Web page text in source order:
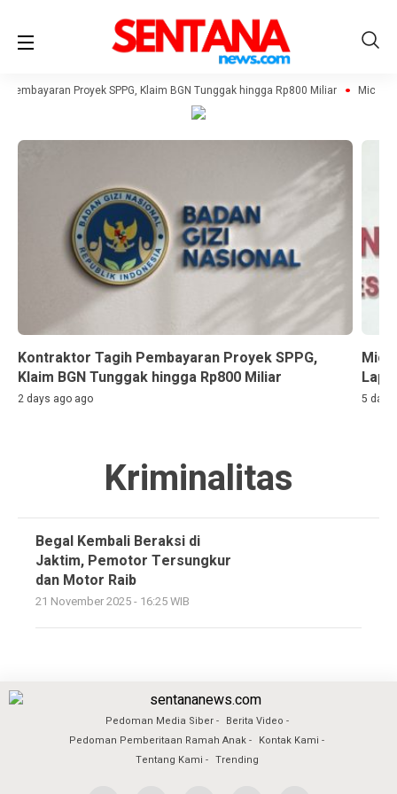
Pembayaran Proyek SPPG, Klaim BGN Tunggak hingga Rp800 Miliar
Kontraktor Tagih Pembayaran Proyek SPPG,
Klaim BGN Tunggak hingga Rp800 Miliar
2 days ago ago 5
Kriminalitas
Begal Kembali Beraksi di
Jaktim, Pemotor Tersungkur
dan Motor Raib
21 November 2025 - 16:25 WIB
Pedoman Media Siber
Berita Video
Pedoman Pemberitaan Ramah Anak
Kontak Kami
Tentang Kami
Trending